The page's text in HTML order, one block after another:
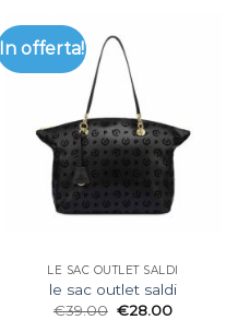
In offerta!
LE SAC OUTLET SALDI
le sac outlet saldi
€39.00 €28.00